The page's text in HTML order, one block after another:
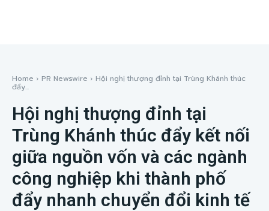
Home PR Newswire Hội nghị thượng đỉnh tại Trùng Khánh thúc
đẩy...
Hội nghị thượng đỉnh tại
Trùng Khánh thúc đẩy kết nối
giữa nguồn vốn và các ngành
công nghiệp khi thành phố
đẩy nhanh chuyển đổi kinh tế